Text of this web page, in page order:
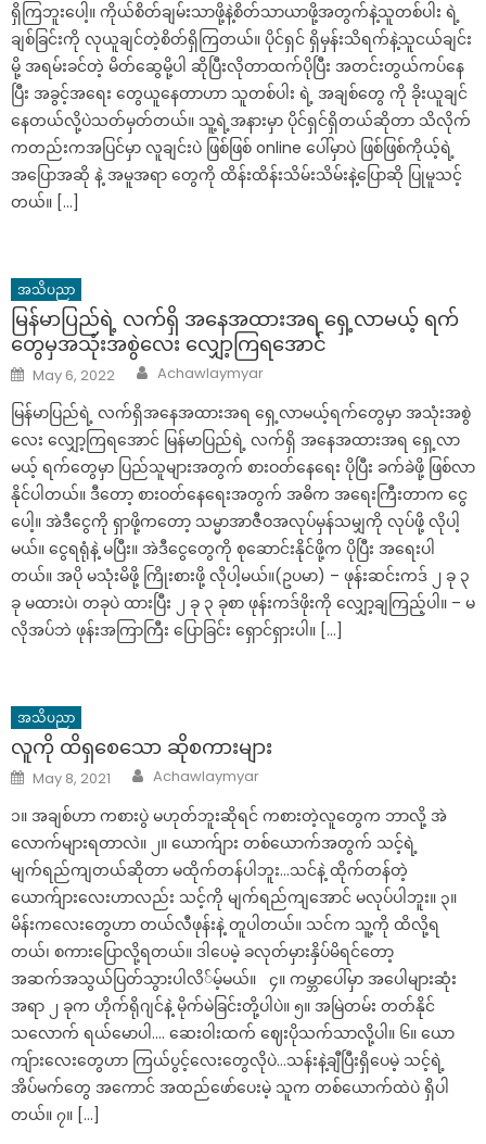
ရှိကြဘူးပေါ့။ ကိုယ်စိတ်ချမ်းသာဖို့နဲ့စိတ်သာယာဖို့အတွက်နဲ့သူတစ်ပါး ရဲ့
ချစ်ခြင်းကို လုယူချင်တဲ့စိတ်ရှိကြတယ်။ ပိုင်ရှင် ရှိမှန်းသိရက်နဲ့သူငယ်ချင်း
မို့ အရမ်းခင်တဲ့ မိတ်ဆွေမို့ပါ ဆိုပြီးလိုတာထက်ပိုပြီး အတင်းတွယ်ကပ်နေ
ပြီး အခွင့်အရေး တွေယူနေတာဟာ သူတစ်ပါး ရဲ့ အချစ်တွေ ကို ခိုးယူချင်
နေတယ်လို့ပဲသတ်မှတ်တယ်။ သူ့ရဲ့အနားမှာ ပိုင်ရှင်ရှိတယ်ဆိုတာ သိလိုက်
ကတည်းကအပြင်မှာ လူချင်းပဲ ဖြစ်ဖြစ် online ပေါ်မှာပဲ ဖြစ်ဖြစ်ကိုယ့်ရဲ့
အပြောအဆို နဲ့ အမူအရာ တွေကို ထိန်းထိန်းသိမ်းသိမ်းနဲ့ပြောဆို ပြုမူသင့်
တယ်။ […]
အသိပညာ
မြန်မာပြည်ရဲ့ လက်ရှိ အနေအထားအရ ရှေ့လာမယ့် ရက်
တွေမှအသုံးအစွဲလေး လျှော့ကြရအောင်
Posted
on
May 6, 2022 Author
Achawlaymyar
မြန်မာပြည်ရဲ့ လက်ရှိအနေအထားအရ ရှေ့လာမယ့်ရက်တွေမှာ အသုံးအစွဲ
လေး လျှော့ကြရအောင် မြန်မာပြည်ရဲ့ လက်ရှိ အနေအထားအရ ရှေ့လာ
မယ့် ရက်တွေမှာ ပြည်သူများအတွက် စားဝတ်နေရေး ပိုပြီး ခက်ခဲဖို့ ဖြစ်လာ
နိုင်ပါတယ်။ ဒီတော့ စားဝတ်နေရေးအတွက် အဓိက အရေးကြီးတာက ငွေ
ပေါ့။ အဲဒီငွေကို ရှာဖို့ကတော့ သမ္မာအာဇီဝအလုပ်မှန်သမျှကို လုပ်ဖို့ လိုပါ့
မယ်။ ငွေရရုံနဲ့ မပြီး။ အဲဒီငွေတွေကို စုဆောင်းနိုင်ဖို့က ပိုပြီး အရေးပါ
တယ်။ အပို မသုံးမိဖို့ ကြိုးစားဖို့ လိုပါ့မယ်။(ဥပမာ) – ဖုန်းဆင်းကဒ် ၂ ခု ၃
ခု မထားပဲ၊ တခုပဲ ထားပြီး ၂ ခု ၃ ခုစာ ဖုန်းကဒ်ဖိုးကို လျှော့ချကြည့်ပါ။ – မ
လိုအပ်ဘဲ ဖုန်းအကြာကြီး ပြောခြင်း ရှောင်ရှားပါ။ […]
အသိပညာ
လူကို ထိရှစေသော ဆိုစကားများ
Posted
on
May 8, 2021 Author
Achawlaymyar
၁။ အချစ်ဟာ ကစားပွဲ မဟုတ်ဘူးဆိုရင် ကစားတဲ့လူတွေက ဘာလို့ အဲ
လောက်များရတာလဲ။ ၂။ ယောက်ျား တစ်ယောက်အတွက် သင့်ရဲ့
မျက်ရည်ကျတယ်ဆိုတာ မထိုက်တန်ပါဘူး…သင်နဲ့ ထိုက်တန်တဲ့
ယောက်ျားလေးဟာလည်း သင့်ကို မျက်ရည်ကျအောင် မလုပ်ပါဘူး။ ၃။
မိန်းကလေးတွေဟာ တယ်လီဖုန်းနဲ့ တူပါတယ်။ သင်က သူ့ကို ထိလို့ရ
တယ်၊ စကားပြောလို့ရတယ်။ ဒါပေမဲ့ ခလုတ်မှားနှိပ်မိရင်တော့
အဆက်အသွယ်ပြတ်သွားပါလိ်မ့်မယ်။ ၄။ ကမ္ဘာပေါ်မှာ အပေါများဆုံး
အရာ ၂ ခုက ဟိုက်ရိုဂျင်နဲ့ မိုက်မဲခြင်းတို့ပါပဲ။ ၅။ အမြဲတမ်း တတ်နိုင်
သလောက် ရယ်မောပါ…. ဆေးဝါးထက် ဈေးပိုသက်သာလို့ပါ။ ၆။ ယော
ကျ်ားလေးတွေဟာ ကြယ်ပွင့်လေးတွေလိုပဲ…သန်းနဲ့ချီပြီးရှိပေမဲ့ သင့်ရဲ့
အိပ်မက်တွေ အကောင် အထည်ဖော်ပေးမဲ့ သူက တစ်ယောက်ထဲပဲ ရှိပါ
တယ်။ ၇။ […]